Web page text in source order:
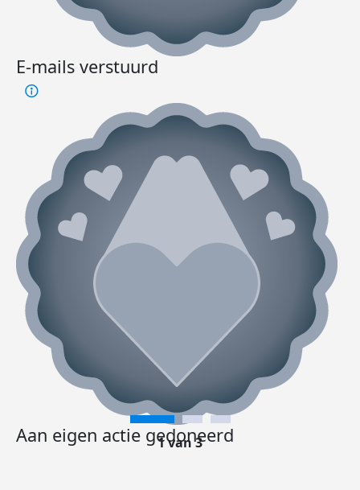
E-mails verstuurd
Aan eigen actie gedoneerd
1 van 3